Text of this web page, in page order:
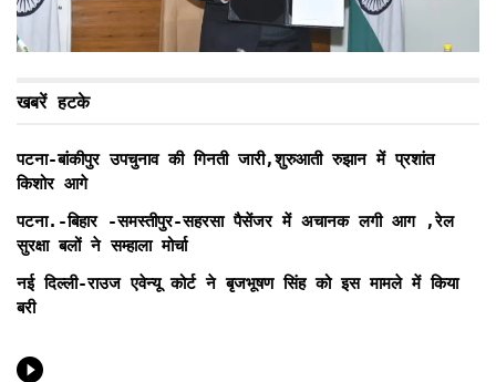
खबरें हटके
पटना-बांकीपुर उपचुनाव की गिनती जारी,शुरुआती रुझान में प्रशांत
किशोर आगे
पटना.-बिहार -समस्तीपुर-सहरसा पैसेंजर में अचानक लगी आग ,रेल
सुरक्षा बलों ने सम्हाला मोर्चा
नई दिल्ली-राउज एवेन्यू कोर्ट ने बृजभूषण सिंह को इस मामले में किया
बरी